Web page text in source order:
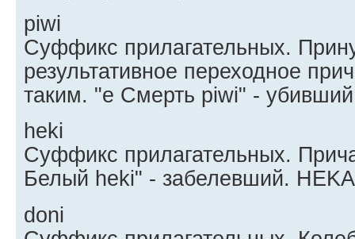
piwi
Суффикс прилагательных.
результативное переходное
таким. "e Смерть piwi" -
heki
Суффикс прилагательных.
Белый heki" - забелевший.
doni